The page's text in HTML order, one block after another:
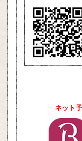
ネット